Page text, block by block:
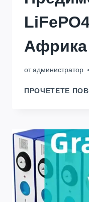
Африка
от администратор
ПРОЧЕТЕТЕ